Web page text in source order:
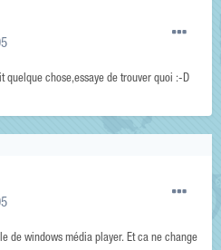
quelque chose,essaye de trouver quoi :-D
de windows média player. Et ca ne change